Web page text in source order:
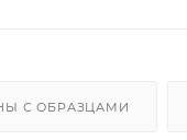
С ОБРАЗЦАМИ